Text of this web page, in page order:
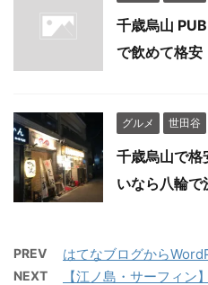
千歳烏山
で飲めて格安
グルメ 世田谷
千歳烏山で格
いなら八輪で
PREV はてなブログから
NEXT
【江ノ島・サーフィン